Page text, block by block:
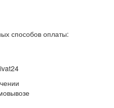
способов оплаты: